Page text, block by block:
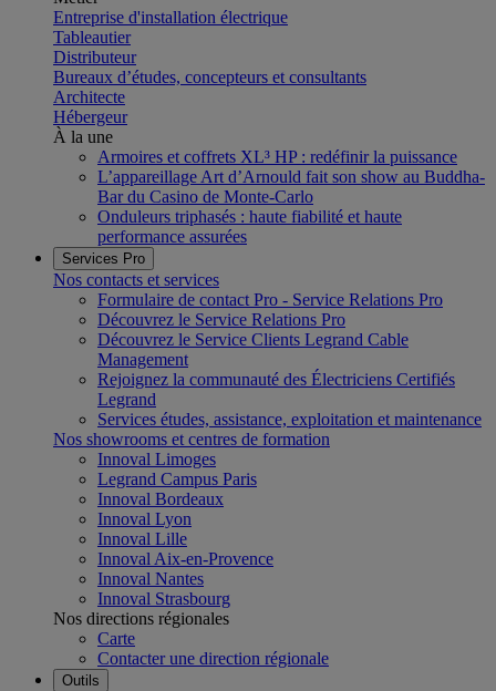
Entreprise d'installation électrique
Tableautier
Distributeur
Bureaux d’études, concepteurs et consultants
Architecte
Hébergeur
À la une
Armoires et coffrets XL³ HP : redéfinir la puissance
L’appareillage Art d’Arnould fait son show au Buddha-
Bar du Casino de Monte-Carlo
Onduleurs triphasés : haute fiabilité et haute
performance assurées
Services Pro
Nos contacts et services
Formulaire de contact Pro - Service Relations Pro
Découvrez le Service Relations Pro
Découvrez le Service Clients Legrand Cable
Management
Rejoignez la communauté des Électriciens Certifiés
Legrand
Services études, assistance, exploitation et maintenance
Nos showrooms et centres de formation
Innoval Limoges
Legrand Campus Paris
Innoval Bordeaux
Innoval Lyon
Innoval Lille
Innoval Aix-en-Provence
Innoval Nantes
Innoval Strasbourg
Nos directions régionales
Carte
Contacter une direction régionale
Outils